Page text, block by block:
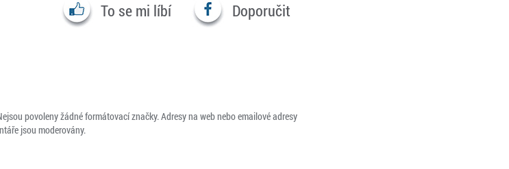
To se mi líbí Doporučit
povoleny žádné formátovací značky. Adresy na web nebo emailové adresy
jsou moderovány.